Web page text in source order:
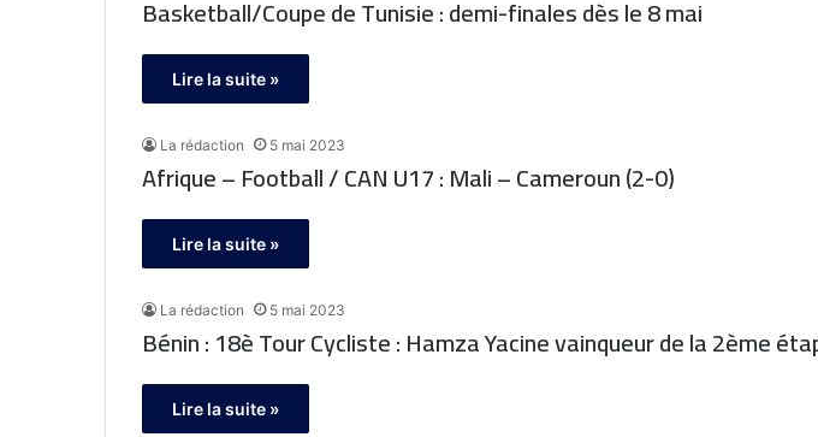
Basketball/Coupe de Tunisie : demi-finales dès le 8 mai
Lire la suite »
La rédaction 5 mai 2023
Afrique – Football / CAN U17 : Mali – Cameroun (2-0)
Lire la suite »
La rédaction 5 mai 2023
Bénin : 18è Tour Cycliste : Hamza Yacine vainqueur de la 2ème
Lire la suite »